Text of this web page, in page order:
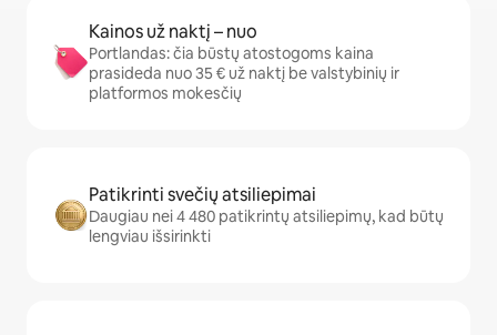
Kainos už naktį – nuo
Portlandas: čia būstų atostogoms kaina
prasideda nuo 35 € už naktį be valstybinių ir
platformos mokesčių
Patikrinti svečių atsiliepimai
Daugiau nei 4 480 patikrintų atsiliepimų, kad būtų
lengviau išsirinkti